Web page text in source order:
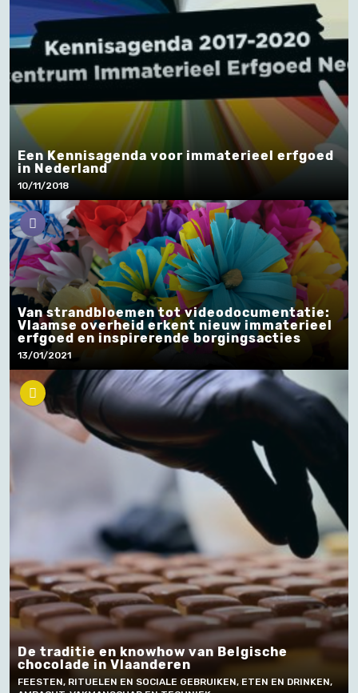
Een Kennisagenda voor immaterieel erfgoed
in Nederland
10/11/2018
Van strandbloemen tot videodocumentatie:
Vlaamse overheid erkent nieuw immaterieel
erfgoed en inspirerende borgingsacties
13/01/2021
De traditie en knowhow van Belgische
chocolade in Vlaanderen
FEESTEN, RITUELEN EN SOCIALE GEBRUIKEN, ETEN EN DRINKEN,